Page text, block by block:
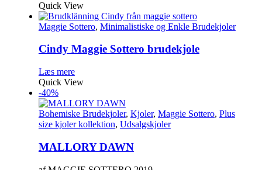
Quick View
Maggie Sottero, Minimalistiske og Enkle Brudekjoler
Cindy Maggie Sottero brudekjole
Læs mere
Quick View
-40%
Bohemiske Brudekjoler, Kjoler, Maggie Sottero, Plus
size kjoler kollektion, Udsalgskjoler
MALLORY DAWN